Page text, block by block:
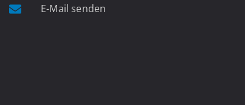
E-Mail senden